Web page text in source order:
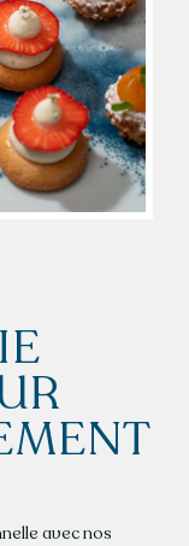
avec nos